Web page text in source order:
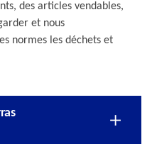
des articles vendables,
et nous
normes les déchets et